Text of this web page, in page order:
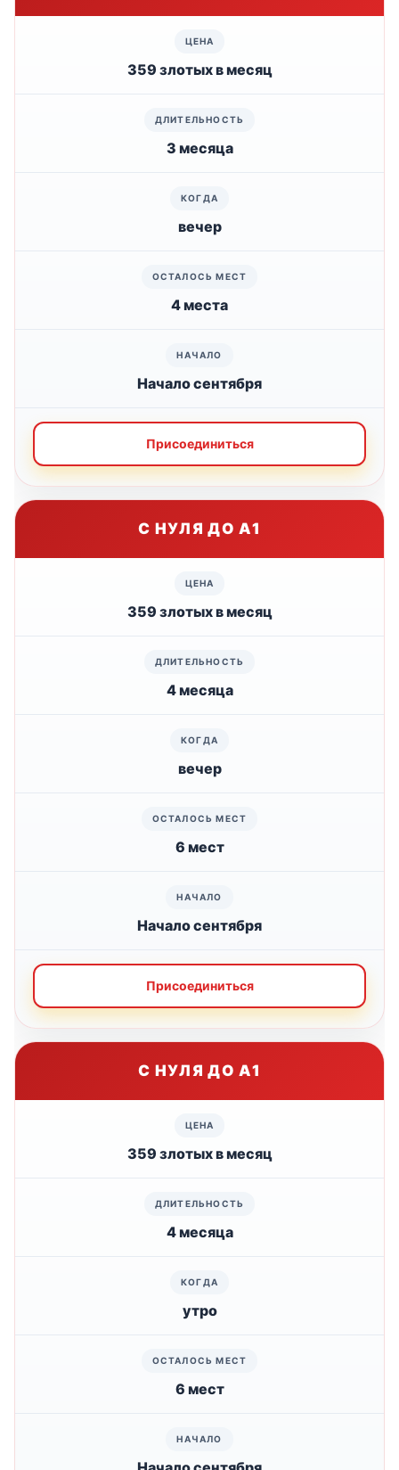
359 злотых в месяц
3 месяца
вечер
4 места
Начало сентября
Присоединиться
С НУЛЯ ДО А1
359 злотых в месяц
4 месяца
вечер
6 мест
Начало сентября
Присоединиться
С НУЛЯ ДО А1
359 злотых в месяц
4 месяца
утро
6 мест